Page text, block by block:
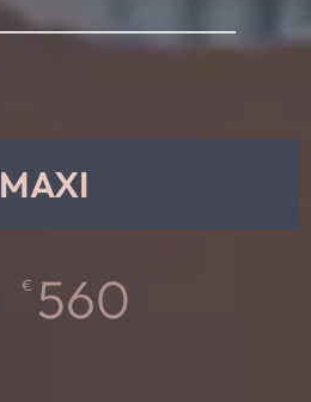
MAXI
€ 560